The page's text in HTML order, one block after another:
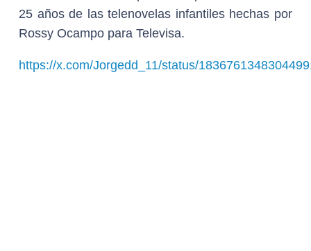
25 años de las telenovelas infantiles hechas por
Rossy Ocampo para Televisa.
https://x.com/Jorgedd_11/status/